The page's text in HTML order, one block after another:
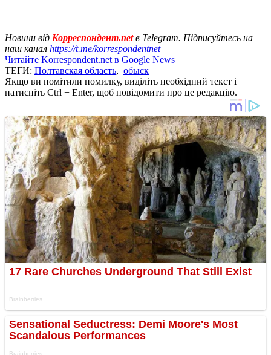
Новини від Корреспондент.netв Telegram. Підписуйтесь на
наш канал https://t.me/korrespondentnet
Читайте Korrespondent.net в Google News
ТЕГИ: Полтавская область, обыск
Якщо ви помітили помилку, виділіть необхідний текст і
натисніть Ctrl + Enter, щоб повідомити про це редакцію.